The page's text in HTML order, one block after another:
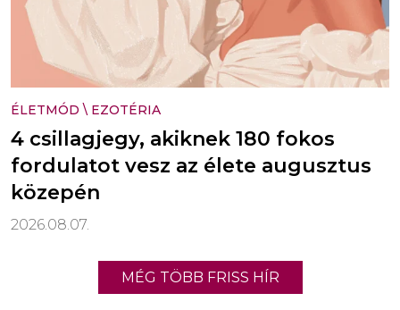
ÉLETMÓD \ EZOTÉRIA
4 csillagjegy, akiknek 180 fokos
fordulatot vesz az élete augusztus
közepén
2026.08.07.
MÉG TÖBB FRISS HÍR